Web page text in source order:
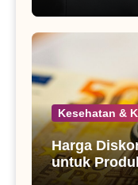
Kesehatan &
Harga
untuk